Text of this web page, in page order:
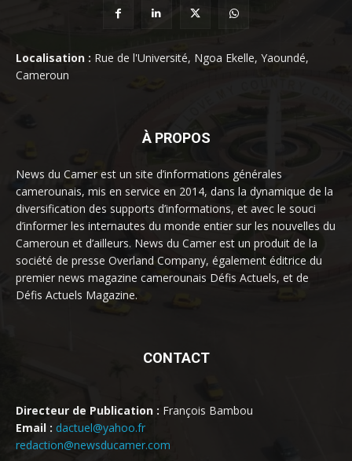
Localisation : Rue de l'Université, Ngoa Ekelle, Yaoundé,
Cameroun
À PROPOS
News du Camer est un site d’informations générales
camerounais, mis en service en 2014, dans la dynamique de la
diversification des supports d’informations, et avec le souci
d’informer les internautes du monde entier sur les nouvelles du
Cameroun et d’ailleurs. News du Camer est un produit de la
société de presse Overland Company, également éditrice du
premier news magazine camerounais Défis Actuels, et de
Défis Actuels Magazine.
CONTACT
Directeur de Publication : François Bambou
Email : dactuel@yahoo.fr
redaction@newsducamer.com